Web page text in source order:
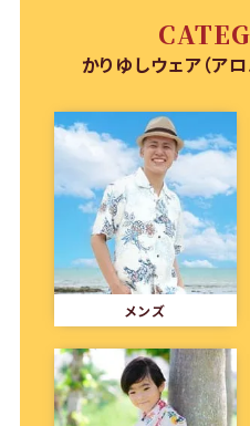
かりゆしウェア（ア
メンズ